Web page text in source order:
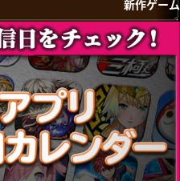
新作ゲーム